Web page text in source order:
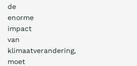
de
enorme
impact
van
klimaatverandering,
moet